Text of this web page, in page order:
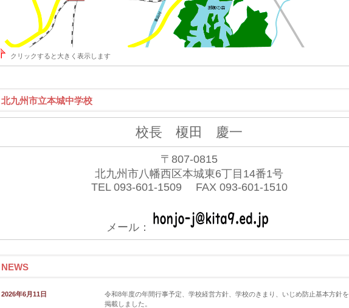
クリックすると大きく表示します
北九州市立本城中学校
校長 榎田 慶一
〒807-0815
北九州市八幡西区本城東6丁目14番1号
TEL 093-601-1509 FAX 093-601-1510
メール：
NEWS
2026年6月11日
令和8年度の年間行事予定、学校経営方針、学校のきまり、いじめ防止基本方針を
掲載しました。